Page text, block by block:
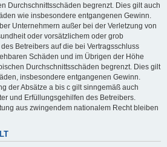
Durchschnittsschäden begrenzt. Dies gilt auch
wie insbesondere entgangenen Gewinn.
Unternehmern außer bei der Verletzung von
oder vorsätzlichem oder grob
Betreibers auf die bei Vertragsschluss
Schäden und im Übrigen der Höhe
Durchschnittsschäden begrenzt. Dies gilt
insbesondere entgangenen Gewinn.
der Absätze a bis c gilt sinngemäß auch
und Erfüllungsgehilfen des Betreibers.
aus zwingendem nationalem Recht bleiben